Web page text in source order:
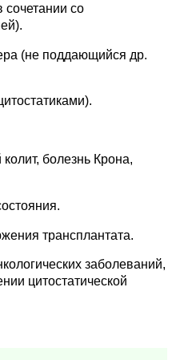
со
(не поддающийся др.
болезнь Крона,
трансплантата.
заболеваний,
цитостатической